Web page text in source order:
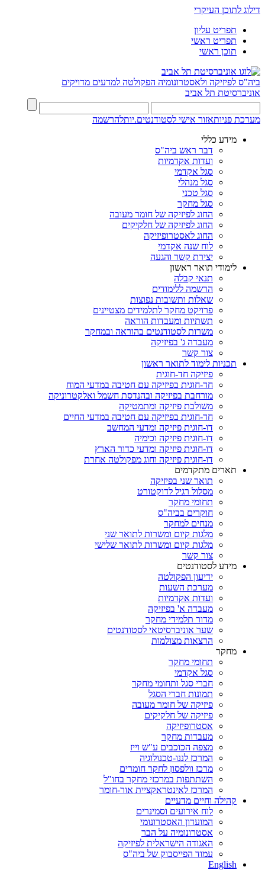
דילוג לתוכן העיקרי
תפריט עליון
תפריט ראשי
תוכן ראשי
ביה"ס לפיזיקה ולאסטרונומיה הפקולטה למדעים מדויקים
אוניברסיטת תל אביב
מערכת פניותאזור אישי לסטודנטים.יותלהרשמה
מידע כללי
דבר ראש ביה"ס
ועדות אקדמיות
סגל אקדמי
סגל מנהלי
סגל טכני
סגל מחקר
החוג לפיזיקה של חומר מעובה
החוג לפיזיקה של חלקיקים
החוג לאסטרופיזיקה
לוח שנה אקדמי
יצירת קשר והגעה
לימודי תואר ראשון
תנאי קבלה
הרשמה ללימודים
שאלות ותשובות נפוצות
פרויקט מחקר לתלמידים מצטיינים
תשתיות ומעבדות הוראה
משרות לסטודנטים בהוראה ובמחקר
מעבדה ג' בפיזיקה
צור קשר
תכניות לימוד לתואר ראשון
פיזיקה חד-חוגית
חד-חוגית בפיזיקה עם חטיבה במדעי המוח
מורחבת בפיזיקה ובהנדסת חשמל ואלקטרוניקה
משולבת פיזיקה ומתמטיקה
חד-חוגית בפיזיקה עם חטיבה במדעי החיים
דו-חוגית פיזיקה ומדעי המחשב
דו-חוגית פיזיקה וכימיה
דו-חוגית פיזיקה ומדעי כדור הארץ
דו-חוגית פיזיקה וחוג מפקולטה אחרת
תארים מתקדמים
תואר שני בפיזיקה
מסלול רגיל לדוקטורט
תחומי מחקר
חוקרים בביה"ס
מנחים למחקר
מלגות קיום ומשרות לתואר שני
מלגות קיום ומשרות לתואר שלישי
צור קשר
מידע לסטודנטים
ידיעון הפקולטה
מערכת השעות
ועדות אקדמיות
מעבדה א' בפיזיקה
מדור תלמידי מחקר
שער אוניברסיטאי לסטודנטים
הרצאות מצולמות
מחקר
תחומי מחקר
סגל אקדמי
חברי סגל ותחומי מחקר
תמונות חברי הסגל
פיזיקה של חומר מעובה
פיזיקה של חלקיקים
אסטרופיזיקה
מעבדות מחקר
מצפה הכוכבים ע"ש וייז
המרכז לננו-טכנולוגיה
מרכז וולפסון לחקר חומרים
השתתפות במרכזי מחקר בחו"ל
המרכז לאינטראקציית אור-חומר
קהילה וחיים מדעיים
לוח אירועים וסמינרים
המועדון האסטרונומי
אסטרונומיה על הבר
האגודה הישראלית לפיזיקה
עמוד הפייסבוק של ביה"ס
English